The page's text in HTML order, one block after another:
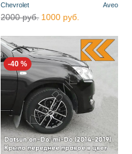
Chevrolet Aveo
2000 руб. 1000 руб.
-40 %